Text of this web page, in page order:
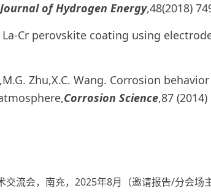
of Hydrogen Energy,48(2018)
La-Cr perovskite coating using
Zhu,X.C. Wang. Corrosion
Corrosion Science,87
流会，南充，2025年8月（邀请报告/分会场主